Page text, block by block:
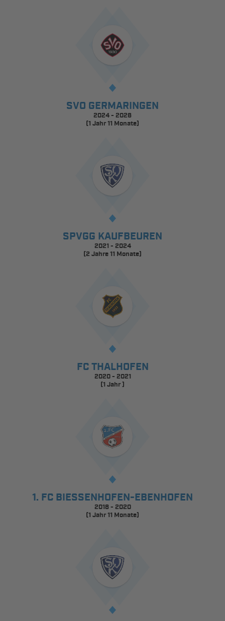
SVO GERMARINGEN
2024 - 2026
(1 Jahr 11 Monate)
SPVGG KAUFBEUREN
2021 - 2024
(2 Jahre 11 Monate)
FC THALHOFEN
2020 - 2021
(1 Jahr )
1. FC BIESSENHOFEN-EBENHOFEN
2018 - 2020
(1 Jahr 11 Monate)